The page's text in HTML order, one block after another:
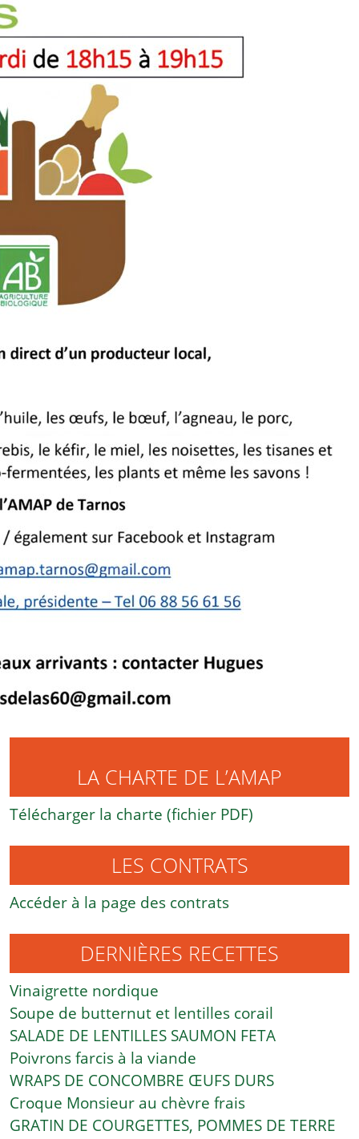
LA CHARTE DE L’AMAP
Télécharger la charte (fichier PDF)
LES CONTRATS
Accéder à la page des contrats
DERNIÈRES RECETTES
Vinaigrette nordique
Soupe de butternut et lentilles corail
SALADE DE LENTILLES SAUMON FETA
Poivrons farcis à la viande
WRAPS DE CONCOMBRE ŒUFS DURS
Croque Monsieur au chèvre frais
GRATIN DE COURGETTES, POMMES DE TERRE